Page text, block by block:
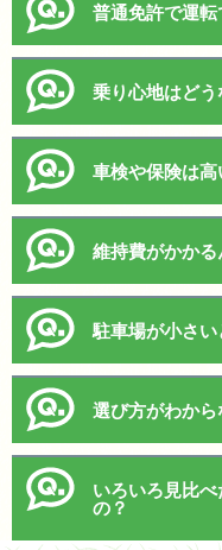
普通免許で運転
乗り心地はどう
車検や保険は高
維持費がかかる
駐車場が小さい
選び方がわか
いろいろ見比
の？